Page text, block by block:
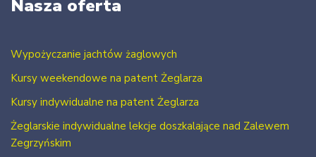
Nasza oferta
Wypożyczanie jachtów żaglowych
Kursy weekendowe na patent Żeglarza
Kursy indywidualne na patent Żeglarza
Żeglarskie indywidualne lekcje doszkalające nad Zalewem
Zegrzyńskim